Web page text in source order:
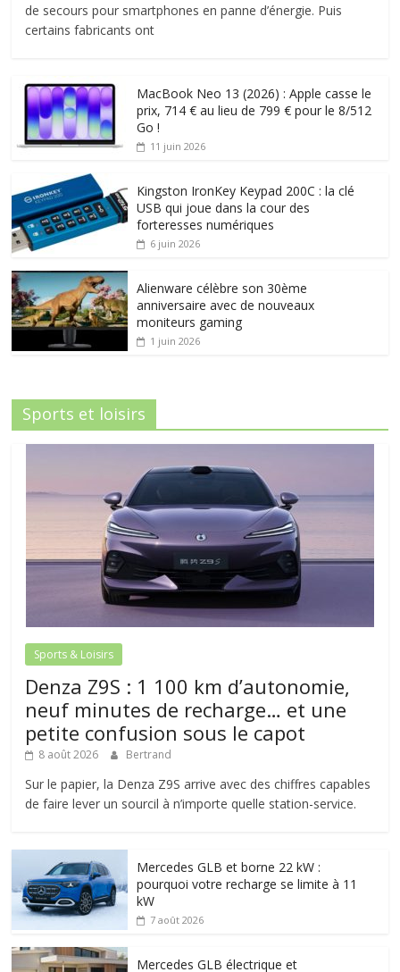
de secours pour smartphones en panne d’énergie. Puis
certains fabricants ont
MacBook Neo 13 (2026) : Apple casse le
prix, 714 € au lieu de 799 € pour le 8/512
Go !
11 juin 2026
Kingston IronKey Keypad 200C : la clé
USB qui joue dans la cour des
forteresses numériques
6 juin 2026
Alienware célèbre son 30ème
anniversaire avec de nouveaux
moniteurs gaming
1 juin 2026
Sports et loisirs
Sports & Loisirs
Denza Z9S : 1 100 km d’autonomie,
neuf minutes de recharge… et une
petite confusion sous le capot
8 août 2026 Bertrand
Sur le papier, la Denza Z9S arrive avec des chiffres capables
de faire lever un sourcil à n’importe quelle station-service.
Mercedes GLB et borne 22 kW :
pourquoi votre recharge se limite à 11
kW
7 août 2026
Mercedes GLB électrique et